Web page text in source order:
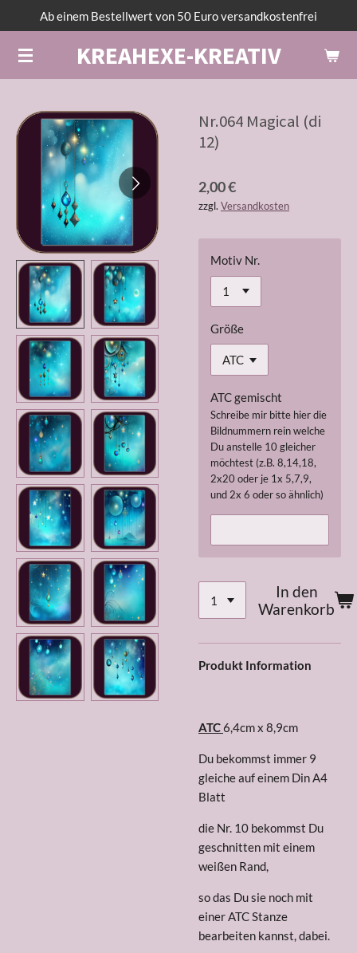
Hauptinhalt
springen
KREAHEXE-KREATIV
Ab einem Bestellwert von 50 Euro versandkostenfrei
Nr.064 Magical (di
12)
2,00 €
zzgl. Versandkosten
Motiv Nr.
Größe
ATC gemischt
Schreibe mir bitte hier die
Bildnummern rein welche
Du anstelle 10 gleicher
möchtest (z.B. 8,14,18,
2x20 oder je 1x 5,7,9,
und 2x 6 oder so ähnlich)
In den
Warenkorb
Produkt Information
ATC6,4cm x 8,9cm
Du bekommst immer 9
gleiche auf einem Din A4
Blatt
die Nr. 10 bekommst Du
geschnitten mit einem
weißen Rand,
so das Du sie noch mit
einer ATC Stanze
bearbeiten kannst, dabei.